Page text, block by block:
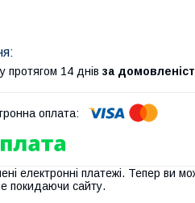
протягом 14 днів за
електронні платежі. Тепер ви
покидаючи сайту.